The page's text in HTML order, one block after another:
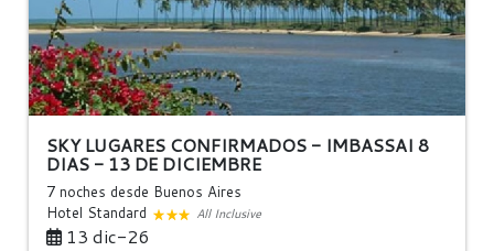
SKY LUGARES CONFIRMADOS - IMBASSAI 8
DIAS - 13 DE DICIEMBRE
7 noches desde Buenos Aires
Hotel Standard
All Inclusive
13 dic-26